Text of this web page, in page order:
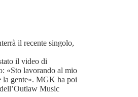
il recente singolo,
il video di
«Sto lavorando al mio
la gente». MGK ha poi
Music